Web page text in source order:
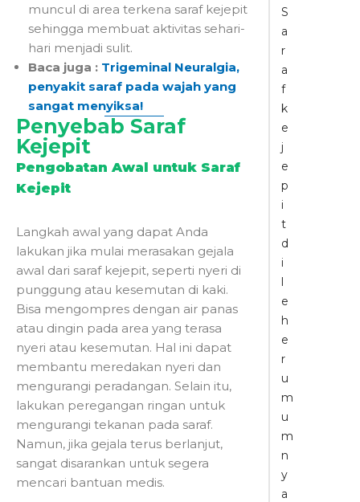
muncul di area terkena saraf kejepit
sehingga membuat aktivitas sehari-
hari menjadi sulit.
Baca juga : Trigeminal Neuralgia,
penyakit saraf pada wajah yang
sangat menyiksa!
Penyebab Saraf
Kejepit
Pengobatan Awal untuk Saraf
Kejepit
Langkah awal yang dapat Anda
lakukan jika mulai merasakan gejala
awal dari saraf kejepit, seperti nyeri di
punggung atau kesemutan di kaki.
Bisa mengompres dengan air panas
atau dingin pada area yang terasa
nyeri atau kesemutan. Hal ini dapat
membantu meredakan nyeri dan
mengurangi peradangan. Selain itu,
lakukan peregangan ringan untuk
mengurangi tekanan pada saraf.
Namun, jika gejala terus berlanjut,
sangat disarankan untuk segera
mencari bantuan medis.
S
a
r
a
f
k
e
j
e
p
i
t
d
i
l
e
h
e
r
u
m
u
m
n
y
a